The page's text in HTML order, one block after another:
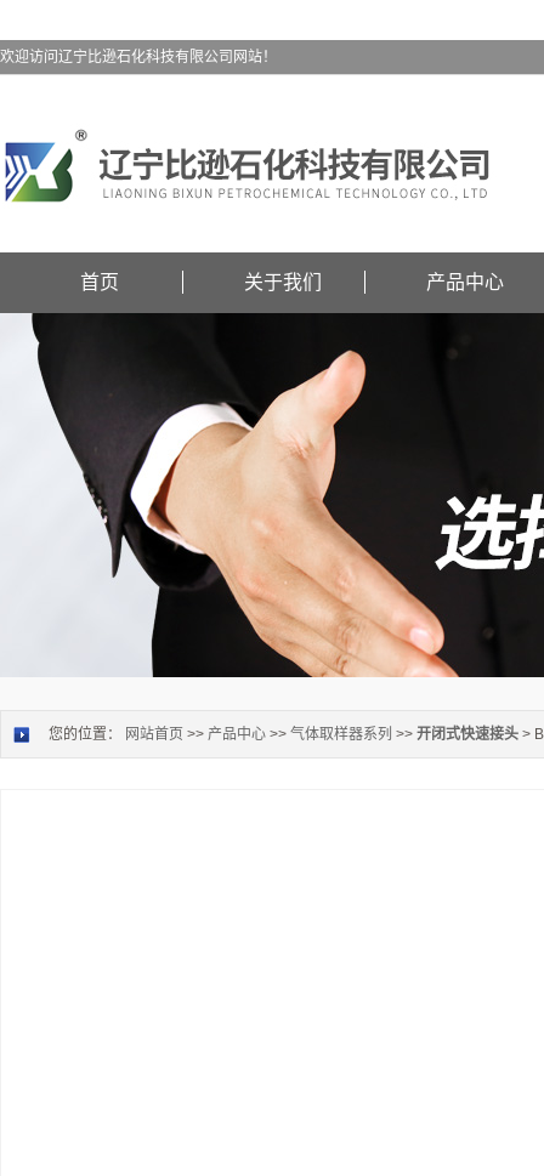
欢迎访问辽宁比逊石化科技有限公司网站！
首页 关于我们 产品中心
您的位置： 网站首页 >> 产品中心 >> 气体取样器系列 >> 开闭式快速接头 >